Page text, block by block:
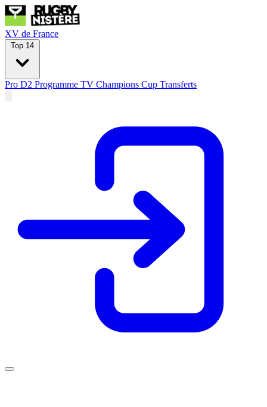
XV de France
Top 14
Pro D2 Programme TV Champions Cup Transferts